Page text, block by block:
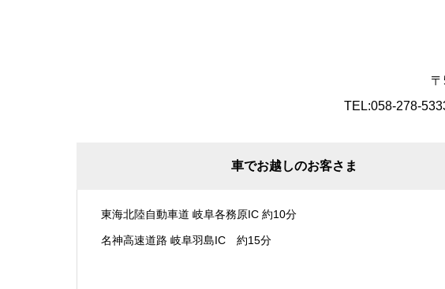
TEL:058-278-
車でお越しのお客さま
東海北陸自動車道 岐阜各務原IC 約10分
名神高速道路 岐阜羽島IC 約15分